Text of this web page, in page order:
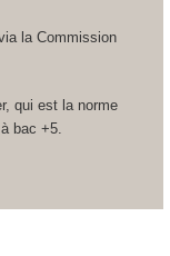
la Commission
qui est la norme
bac +5.